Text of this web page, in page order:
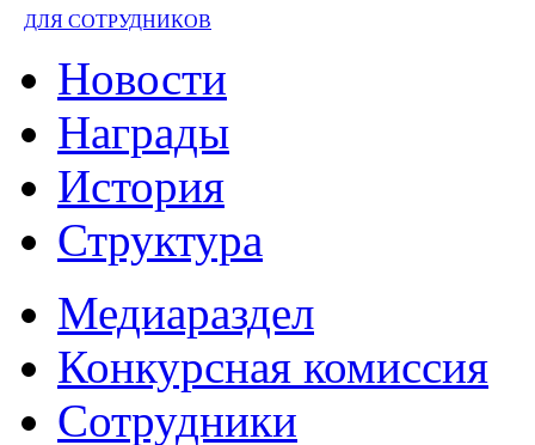
ДЛЯ СОТРУДНИКОВ
Новости
Награды
История
Структура
Медиараздел
Конкурсная комиссия
Сотрудники